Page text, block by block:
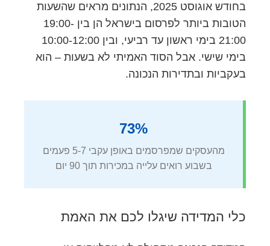
בחודש אוגוסט 2025, הנתונים מראים שהשעות
הטובות ביותר לפרסום בישראל הן בין 19:00-
21:00 בימי ראשון עד רביעי, ובין 10:00-12:00
בימי שישי. אבל הסוד האמיתי לא בשעות – הוא
בעקביות ובתדירות הנכונה.
73%
מהעסקים שמפרסמים באופן עקבי 5-7 פעמים
בשבוע רואים עלייה במכירות תוך 90 יום
כלי המדידה שיגלו לכם את האמת